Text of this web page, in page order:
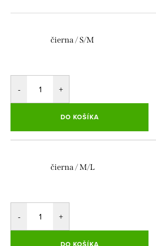
čierna / S/M
DO KOŠÍKA
čierna / M/L